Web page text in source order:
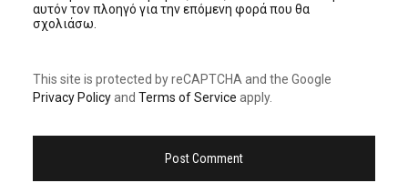
αυτόν τον πλοηγό για την επόμενη φορά που θα
σχολιάσω.
This site is protected by reCAPTCHA and the Google
Privacy Policyand Terms of Service apply.